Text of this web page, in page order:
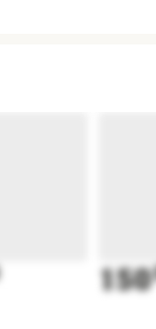
150